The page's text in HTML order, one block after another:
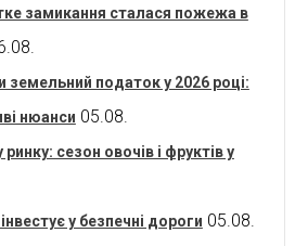
замикання сталася пожежа в
податок у 2026 році:
нюанси 05.08.
сезон овочів і фруктів у
у безпечні дороги 05.08.